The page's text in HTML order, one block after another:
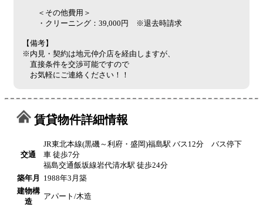
＜その他費用＞
・クリーニング：39,000円 ※退去時請求
【備考】
※内見・契約は地元仲介店を経由しますが、
直接条件を交渉可能ですので
お気軽にご連絡ください！！
賃貸物件詳細情報
交通
JR東北本線(黒磯～利府・盛岡)福島駅 バス12分 バス停下
車 徒歩7分
福島交通飯坂線岩代清水駅 徒歩24分
築年月
1988年3月築
建物構
造
アパート/木造